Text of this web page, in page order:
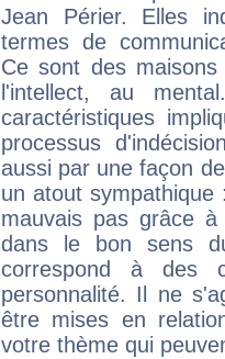
Jean Périer. Elles
termes de
Ce sont des
l'intellect, au
caractéristiques
processus
aussi par une façon
un atout
mauvais pas grâce
dans le bon sens
correspond à des
personnalité. Il ne
être mises en
votre thème qui